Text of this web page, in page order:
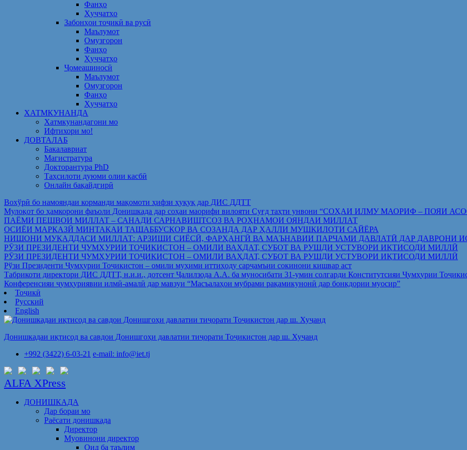
Фанҳо
Ҳуҷҷатҳо
Забонҳои тоҷикӣ ва русӣ
Маълумот
Омузгорон
Фанҳо
Ҳуҷҷатҳо
Ҷомеашиносӣ
Маълумот
Омузгорон
Фанҳо
Ҳуҷҷатҳо
ХАТМКУНАНДА
Хатмкунандагони мо
Ифтихори мо!
ДОВТАЛАБ
Бакалавриат
Магистратура
Докторантура PhD
Таҳсилоти дуюми олии касбӣ
Онлайн бақайдгирӣ
Вохўрӣ бо намояндаи корманди мақомоти ҳифзи ҳуқуқ дар ДИС ДДТТ
Мулоқот бо ҳамкорони фаъоли Донишкада дар соҳаи маорифи вилояти Суғд таҳти унвони “СОҲАИ ИЛМУ МАОРИФ –
ПАЁМИ ПЕШВОИ МИЛЛАТ – САНАДИ САРНАВИШТСОЗ ВА РОҲНАМОИ ОЯНДАИ МИЛЛАТ
ОСИЁИ МАРКАЗӢ МИНТАҚАИ ТАШАББУСКОР ВА СОЗАНДА ДАР ҲАЛЛИ МУШКИЛОТИ САЙЁРА
НИШОНИ МУҚАДДАСИ МИЛЛАТ: АРЗИШИ СИЁСӢ, ФАРҲАНГӢ ВА МАЪНАВИИ ПАРЧАМИ ДАВЛАТӢ ДАР ДАВРОНИ
РӮЗИ ПРЕЗИДЕНТИ ҶУМҲУРИИ ТОҶИКИСТОН – ОМИЛИ ВАҲДАТ, СУБОТ ВА РУШДИ УСТУВОРИ ИҚТИСОДИ МИЛЛӢ
РӮЗИ ПРЕЗИДЕНТИ ҶУМҲУРИИ ТОҶИКИСТОН – ОМИЛИ ВАҲДАТ, СУБОТ ВА РУШДИ УСТУВОРИ ИҚТИСОДИ МИЛЛӢ
Рўзи Президенти Ҷумҳурии Тоҷикистон – омили муҳими иттиҳоду сарҷамъии сокинони кишвар аст
Табрикоти директори ДИС ДДТТ, н.и.и., дотсент Ҷалилзода А.А. ба муносибати 31-умин солгарди Конститутсияи Ҷумҳурии
Конференсияи ҷумҳуриявии илмӣ-амалӣ дар мавзуи “Масъалаҳои мубрами рақамикунонӣ дар бонкдории муосир”
Тоҷикӣ
Русский
English
Донишкадаи иқтисод ва савдои Донишгоҳи давлатии тиҷорати Тоҷикистон дар ш. Хуҷанд
+992 (3422) 6-03-21 e-mail: info@iet.tj
ALFA XPress
ДОНИШКАДА
Дар бораи мо
Раёсати донишкада
Директор
Муовинони директор
Оид ба таълим